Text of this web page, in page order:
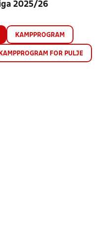
2025/26
KAMPPROGRAM
KAMPPROGRAM FOR PULJE